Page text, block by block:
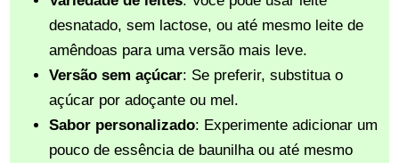
desnatado, sem lactose, ou até mesmo leite de
amêndoas para uma versão mais leve.
Versão sem açúcar: Se preferir, substitua o
açúcar por adoçante ou mel.
Sabor personalizado: Experimente adicionar um
pouco de essência de baunilha ou até mesmo